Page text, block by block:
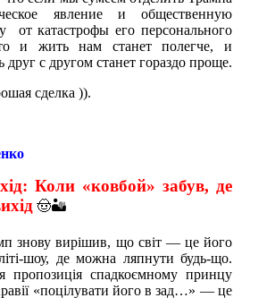
явление и общественную
от катастрофы его персонального
и жить нам станет полегче, и
друг с другом станет гораздо проще.
сделка )).
Коли «ковбой» забув, де
🤠🏜️
знову вирішив, що світ — це його
шоу, де можна ляпнути будь-що.
пропозиція спадкоємному принцу
«поцілувати його в зад…» — це